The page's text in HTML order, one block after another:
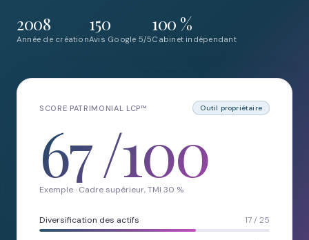
2008
Année de création
150
Avis Google 5/5
100 %
Cabinet indépendant
SCORE PATRIMONIAL LCP™ Outil propriétaire
67/100
Exemple · Cadre supérieur, TMI 30 %
Diversification des actifs 17 / 25